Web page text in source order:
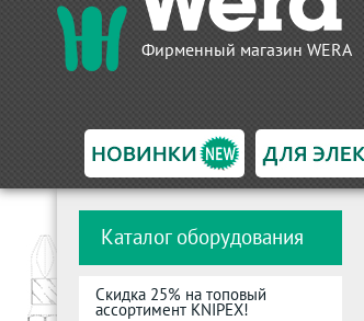
Фирменный магазин WERA
Каталог оборудования
Скидка 25% на топовый
ассортимент KNIPEX!